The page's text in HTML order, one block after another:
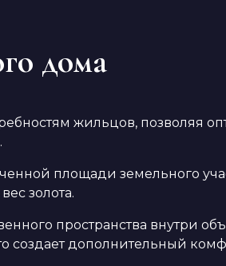
дома
жильцов, позволяя
площади земельного
золота.
пространства внутри
создает дополнительный